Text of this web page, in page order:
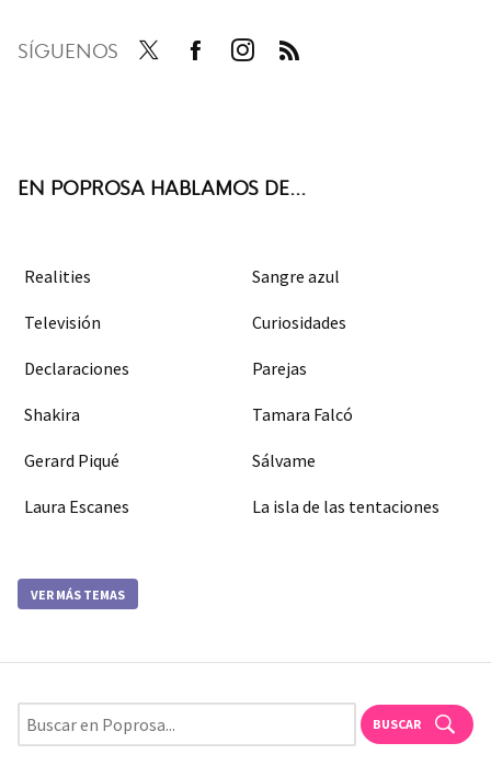
SÍGUENOS
EN POPROSA HABLAMOS DE...
Realities Sangre azul
Televisión Curiosidades
Declaraciones Parejas
Shakira Tamara Falcó
Gerard Piqué Sálvame
Laura Escanes La isla de las tentaciones
VER MÁS TEMAS
BUSCAR